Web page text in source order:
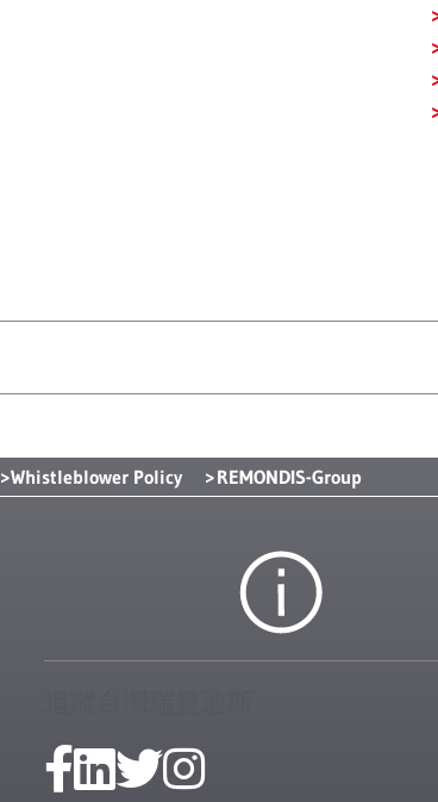
Whistleblower Policy REMONDIS-Group